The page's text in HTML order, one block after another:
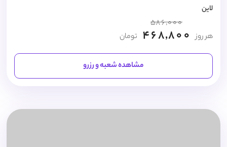
لاین
هر روز
586,000
468,800 تومان
مشاهده شعبه و رزرو